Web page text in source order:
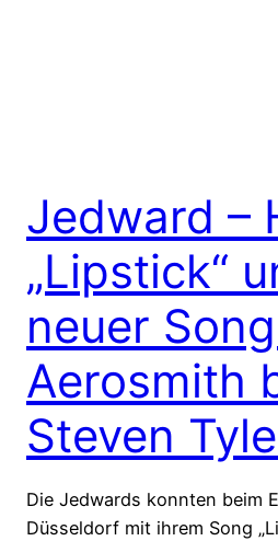
Jedward –
„Lipstick“
neuer
Aerosmith
Steven
Die Jedwards konnten beim
Düsseldorf mit ihrem Song